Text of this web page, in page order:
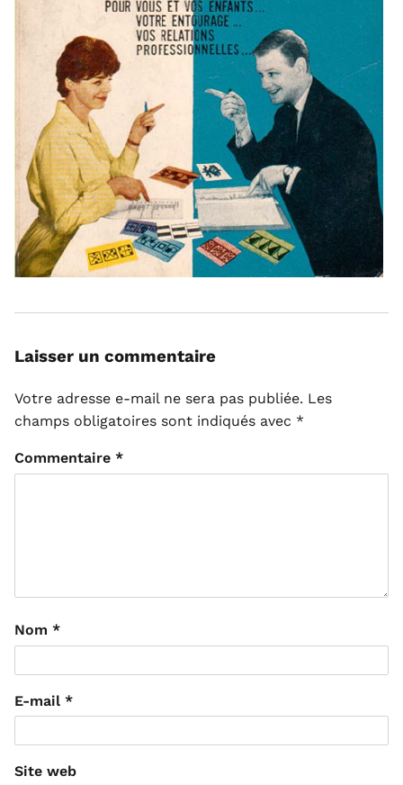
Laisser un commentaire
Votre adresse e-mail ne sera pas publiée. Les
champs obligatoires sont indiqués avec *
Commentaire *
Nom *
E-mail *
Site web